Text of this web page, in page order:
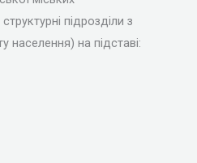
підрозділи з
населення) на підставі: